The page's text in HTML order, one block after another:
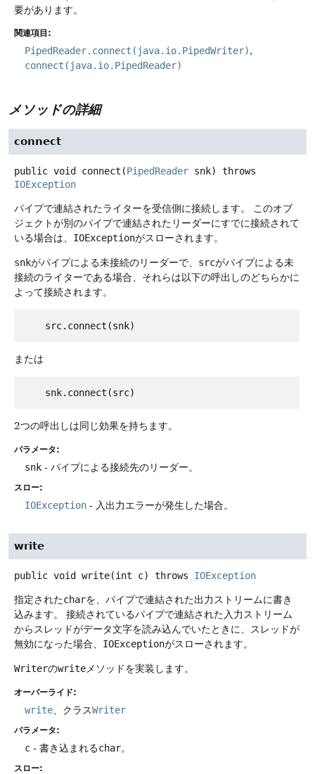
要があります。
関連項目:
PipedReader.connect(java.io.PipedWriter)
connect(java.io.PipedReader)
メソッドの詳細
connect
public void connect (PipedReader snk)
throws
IOException
パイプで連結されたライターを受信側に接続します。
このオブ
ジェクトが別のパイプで連結されたリーダーにすでに接続されて
いる場合は、 IOExceptionがスローされます。
snkがパイプによる未接続のリーダーで、 srcがパイプによる未
接続のライターである場合、それらは以下の呼出しのどちらかに
よって接続されます。
または
2つの呼出しは同じ効果を持ちます。
パラメータ:
snk - パイプによる接続先のリーダー。
スロー:
IOException - 入出力エラーが発生した場合。
write
public void write(int c) throws IOException
指定されたcharを、パイプで連結された出力ストリームに書き
込みます。
接続されているパイプで連結された入力ストリーム
からスレッドがデータ文字を読み込んでいたときに、スレッドが
無効になった場合、 IOExceptionがスローされます。
Writerのwriteメソッドを実装します。
オーバーライド:
write 、クラスWriter
パラメータ:
c - 書き込まれるchar。
スロー: